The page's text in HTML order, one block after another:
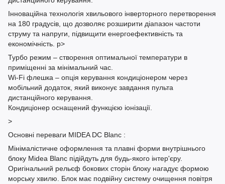
Інноваційна технологія хвильового інверторного перетворення
на 180 градусів, що дозволяє розширити діапазон частоти
струму та напруги, підвищити енергоефективність та
економічність. p>
Турбо режим – створення оптимальної температури в
приміщенні за мінімальний час.
Wi-Fi флешка – опція керування кондиціонером через
мобільний додаток, який виконує завдання пульта
дистанційного керування.
Кондиціонер оснащений функцією іонізації.
>
Основні переваги MIDEA DC Blanc :
Мінімалістичне оформлення та плавні форми внутрішнього
блоку Midea Blanc підійдуть для будь-якого інтер'єру.
Оригінальний рельєф бокових сторін блоку нагадує формою
морську хвилю. Блок має подвійну систему очищення повітря